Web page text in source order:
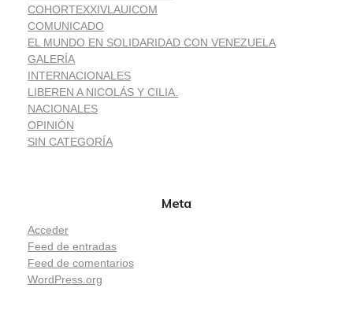
COHORTEXXIVLAUICOM
COMUNICADO
EL MUNDO EN SOLIDARIDAD CON VENEZUELA
GALERÍA
INTERNACIONALES
LIBEREN A NICOLÁS Y CILIA.
NACIONALES
OPINIÓN
SIN CATEGORÍA
Meta
Acceder
Feed de entradas
Feed de comentarios
WordPress.org